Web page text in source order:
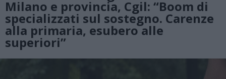
Milano e provincia, Cgil: “Boom di
specializzati sul sostegno. Carenze
alla primaria, esubero alle
superiori”